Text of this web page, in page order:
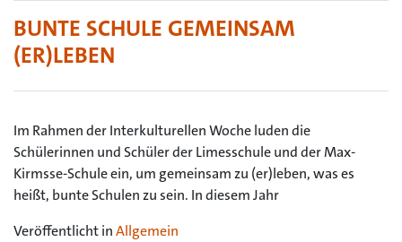
BUNTE SCHULE GEMEINSAM
(ER)LEBEN
Im Rahmen der Interkulturellen Woche luden die
Schülerinnen und Schüler der Limesschule und der Max-
Kirmsse-Schule ein, um gemeinsam zu (er)leben, was es
heißt, bunte Schulen zu sein. In diesem Jahr
Veröffentlicht inAllgemein